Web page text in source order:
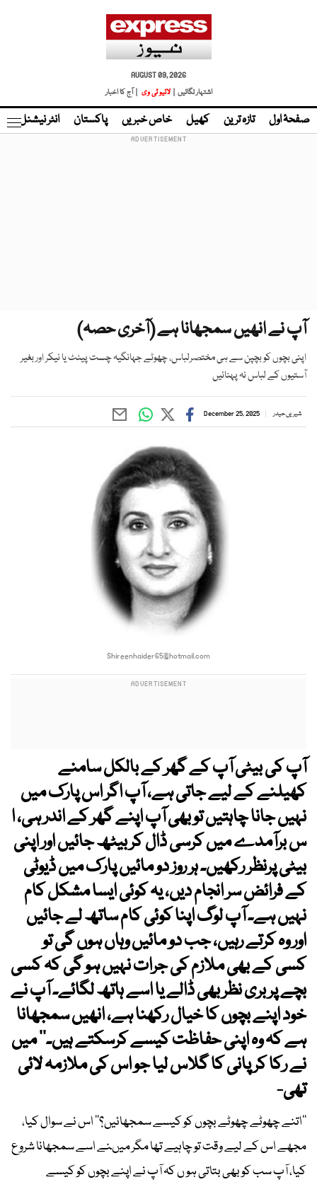
AUGUST 09, 2026
اشتہار لگائیں |
لائیو ٹی وی | آج کا اخبار
صفحۂ اول تازہ ترین کھیل خاص خبریں پاکستان انٹر نیشنل
آپ نے انھیں سمجھانا ہے (آخری حصہ)
اپنی بچوں کو بچپن سے ہی مختصرلباس، چھوٹے جہانگیہ چست پینٹ یا نیکر اور بغیر
آستیوں کے لباس نہ پہنائیں
شیریں حیدر December 25, 2025
Shireenhaider65@hotmail.com
آپ کی بیٹی آپ کے گھر کے بالکل سامنے
کھیلنے کے لیے جاتی ہے، آپ اگر اس پارک میں
نہیں جانا چاہتیں تو بھی آپ اپنے گھر کے اندر ہی، ا
س برآمدے میں کرسی ڈال کر بیٹھ جائیں اور اپنی
بیٹی پرنظر رکھیں۔ ہر روز دو مائیں پارک میں ڈیوٹی
کے فرائض سر انجام دیں، یہ کوئی ایسا مشکل کام
نہیں ہے۔ آپ لوگ اپنا کوئی کام ساتھ لے جائیں
اور وہ کرتے رہیں، جب دو مائیں وہاں ہوں گی تو
کسی کے بھی ملازم کی جرات نہیں ہو گی کہ کسی
بچے پر بری نظر بھی ڈالے یا اسے ہاتھ لگائے۔ آپ نے
خود اپنے بچوں کا خیال رکھنا ہے، انھیں سمجھانا
ہے کہ وہ اپنی حفاظت کیسے کرسکتے ہیں۔‘‘ میں
نے رکا کر پانی کا گلاس لیا جو اس کی ملازمہ لائی
تھی-
’’اتنے چھوٹے چھوٹے بچوں کو کیسے سمجھائیں؟‘‘ اس نے سوال کیا،
مجھے اس کے لیے وقت تو چاہیے تھا مگر میںنے اسے سمجھانا شروع
کیا، آپ سب کو بھی بتاتی ہو ں کہ آپ نے اپنے بچوں کو کیسے